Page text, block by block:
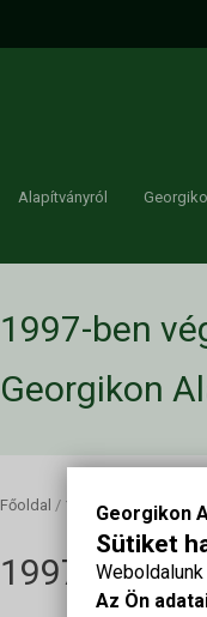
Georgikon
Sütiket
Az Ön
Alapítványról
1997-ben
Georgikon
Főoldal / 1997-ben végzett
1997-ben